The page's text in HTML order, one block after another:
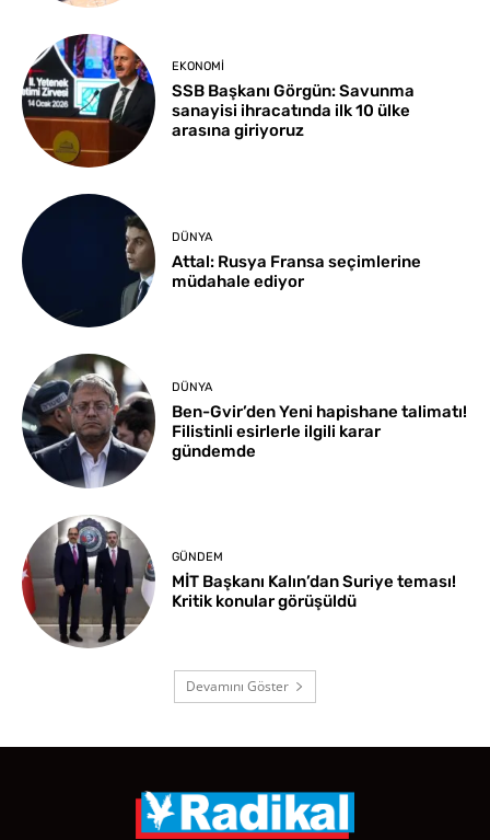
EKONOMI
SSB Başkanı Görgün: Savunma
sanayisi ihracatında ilk 10 ülke
arasına giriyoruz
DÜNYA
Attal: Rusya Fransa seçimlerine
müdahale ediyor
DÜNYA
Ben-Gvir’den Yeni hapishane talimatı!
Filistinli esirlerle ilgili karar
gündemde
GÜNDEM
MİT Başkanı Kalın’dan Suriye teması!
Kritik konular görüşüldü
Devamını Göster